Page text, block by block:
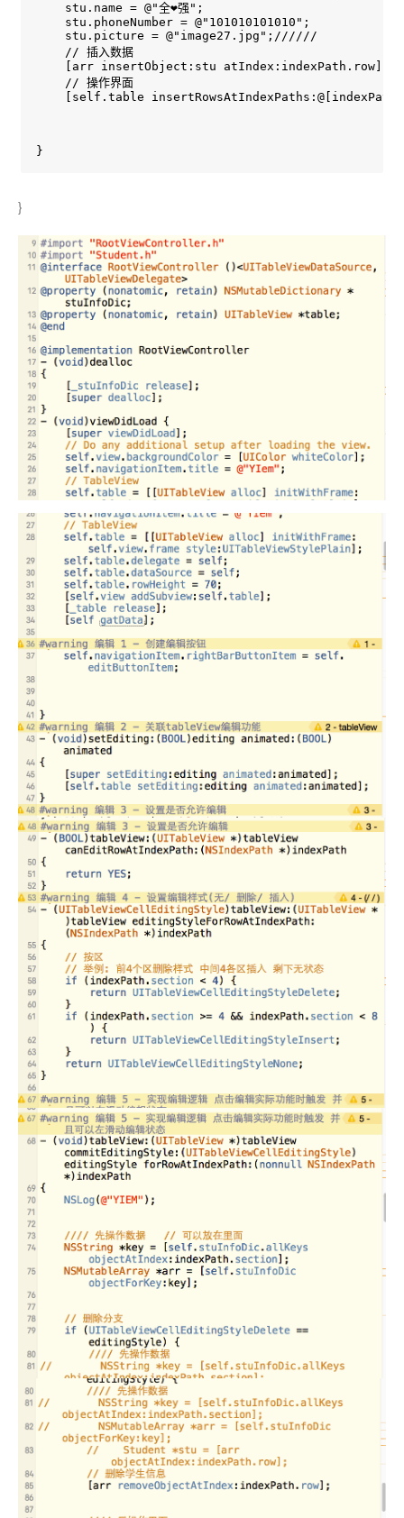
    stu.name = @"全❤强";
    stu.phoneNumber = @"101010101010";
    stu.picture = @"image27.jpg";//////
    // 插入数据
    [arr insertObject:stu atIndex:indexPath.row];
    // 操作界面
[self.table
}